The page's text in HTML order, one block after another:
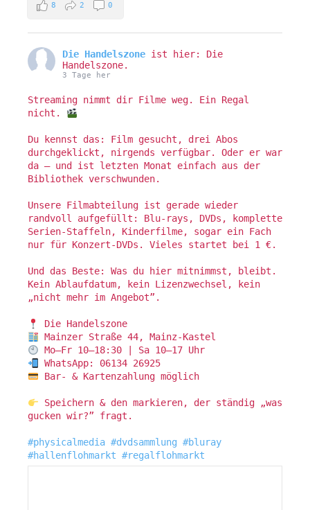
8 2 0
Die Handelszone ist hier: Die
Handelszone.
3 Tage her
Streaming nimmt dir Filme weg. Ein Regal
nicht.
Du kennst das: Film gesucht, drei Abos
durchgeklickt, nirgends verfügbar. Oder er war
da – und ist letzten Monat einfach aus der
Bibliothek verschwunden.
Unsere Filmabteilung ist gerade wieder
randvoll aufgefüllt: Blu-rays, DVDs, komplette
Serien-Staffeln, Kinderfilme, sogar ein Fach
nur für Konzert-DVDs. Vieles startet bei 1 €.
Und das Beste: Was du hier mitnimmst, bleibt.
Kein Ablaufdatum, kein Lizenzwechsel, kein
„nicht mehr im Angebot”.
Die Handelszone
Mainzer Straße 44, Mainz-Kastel
Mo–Fr 10–18:30 | Sa 10–17 Uhr
WhatsApp: 06134 26925
Bar- & Kartenzahlung möglich
Speichern & den markieren, der ständig „was
gucken wir?” fragt.
#physicalmedia #dvdsammlung #bluray
#hallenflohmarkt #regalflohmarkt